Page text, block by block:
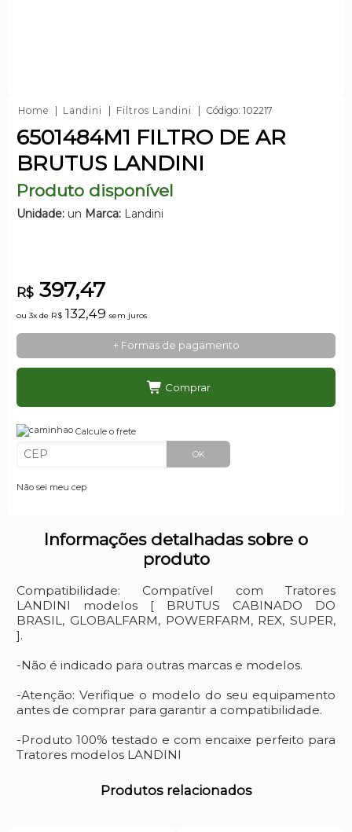
Home Landini Filtros Landini Código: 102217
6501484M1 FILTRO DE AR
BRUTUS LANDINI
Produto disponível
Unidade:un Marca:Landini
R$397,47
ou 3x de R$132,49 sem juros
+ Formas de pagamento
Comprar
Calcule o frete
OK
Não sei meu cep
Informações detalhadas sobre o
produto
Compatibilidade: Compatível com Tratores
LANDINI modelos [ BRUTUS CABINADO DO
BRASIL, GLOBALFARM, POWERFARM, REX, SUPER,
].
-Não é indicado para outras marcas e modelos.
-Atenção: Verifique o modelo do seu equipamento
antes de comprar para garantir a compatibilidade.
-Produto 100% testado e com encaixe perfeito para
Tratores modelos LANDINI
Produtos relacionados